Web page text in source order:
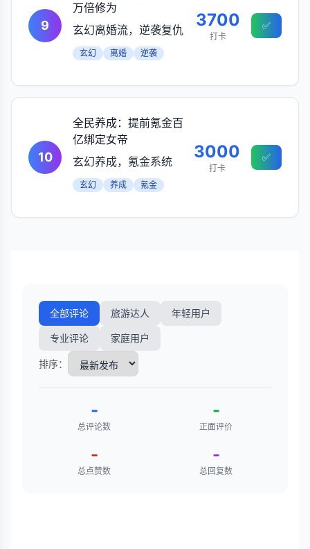
9
万倍修为
玄幻离婚流，逆袭复仇
玄幻 离婚 逆袭
3700
打卡
✅
10
全民养成：提前氪金百
亿绑定女帝
玄幻养成，氪金系统
玄幻 养成 氪金
3000
打卡
✅
全部评论 旅游达人 年轻用户
专业评论 家庭用户
排序：
-
总评论数
-
正面评价
-
总点赞数
-
总回复数